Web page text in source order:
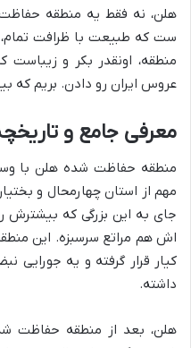
هلن، نه فقط یه منطقه حفاظت
ست که طبیعت با ظرافت
منطقه، اونقدر بکر و
عروس ایران رو دادن. بریم که
معرفی جامع و
مهم از استان چهارمحال و
جای به این بزرگی که بیشترش
اش هم مراتع سرسبزه. این
کیار قرار گرفته و یه
داشته.
هلن، بعد از منطقه حفاظت